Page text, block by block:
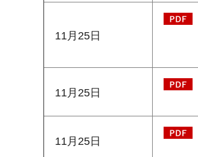
11月25日
11月25日
11月25日